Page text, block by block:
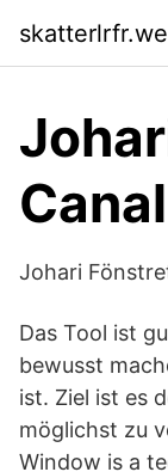
Johari
Das Tool ist
bewusst
ist. Ziel ist es
möglichst zu
Window is a